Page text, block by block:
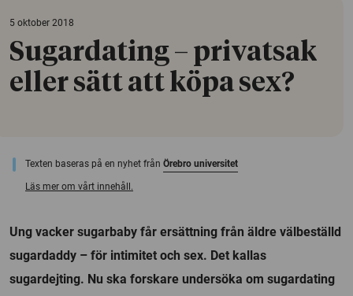
5 oktober 2018
Sugardating – privatsak
eller sätt att köpa sex?
Texten baseras på en nyhet från Örebro universitet
Läs mer om vårt innehåll.
Ung vacker sugarbaby får ersättning från äldre välbeställd
sugardaddy – för intimitet och sex. Det kallas
sugardejting. Nu ska forskare undersöka om sugardating